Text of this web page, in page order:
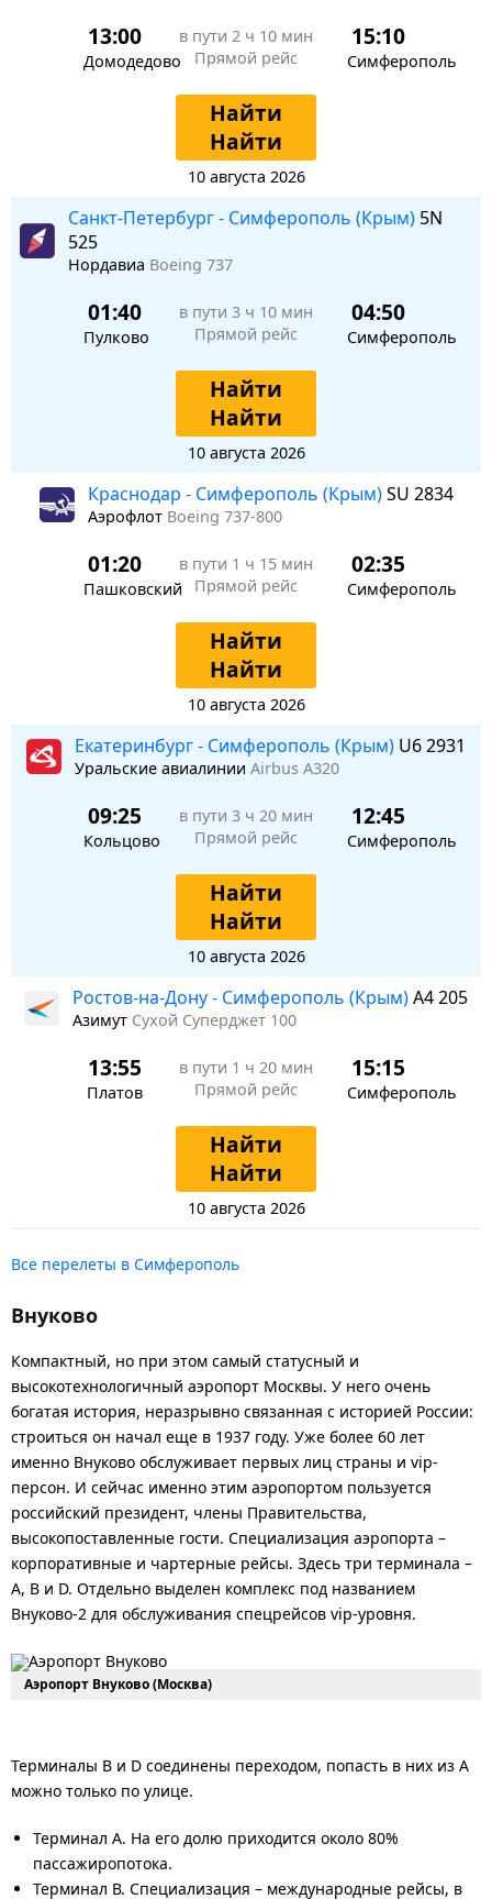
13:00
Домодедово
в пути 2 ч 10 мин
Прямой рейс
15:10
Симферополь
Найти
Найти
10 августа 2026
Санкт-Петербург - Симферополь (Крым) 5N
525
Нордавиа Boeing 737
01:40
Пулково
в пути 3 ч 10 мин
Прямой рейс
04:50
Симферополь
Найти
Найти
10 августа 2026
Краснодар - Симферополь (Крым)SU 2834
Аэрофлот Boeing 737-800
01:20
Пашковский
в пути 1 ч 15 мин
Прямой рейс
02:35
Симферополь
Найти
Найти
10 августа 2026
Екатеринбург - Симферополь (Крым) U6 2931
Уральские авиалинии Airbus A320
09:25
Кольцово
в пути 3 ч 20 мин
Прямой рейс
12:45
Симферополь
Найти
Найти
10 августа 2026
Ростов-на-Дону - Симферополь (Крым)A4 205
Азимут Сухой Суперджет 100
13:55
Платов
в пути 1 ч 20 мин
Прямой рейс
15:15
Симферополь
Найти
Найти
10 августа 2026
Все перелеты в Симферополь
Внуково
Компактный, но при этом самый статусный и
высокотехнологичный аэропорт Москвы. У него очень
богатая история, неразрывно связанная с историей России:
строиться он начал еще в 1937 году. Уже более 60 лет
именно Внуково обслуживает первых лиц страны и vip-
персон. И сейчас именно этим аэропортом пользуется
российский президент, члены Правительства,
высокопоставленные гости. Специализация аэропорта –
корпоративные и чартерные рейсы. Здесь три терминала –
А, В и D. Отдельно выделен комплекс под названием
Внуково-2 для обслуживания спецрейсов vip-уровня.
Аэропорт Внуково (Москва)
Терминалы B и D соединены переходом, попасть в них из А
можно только по улице.
Терминал А. На его долю приходится около 80%
пассажиропотока.
Терминал В. Специализация – международные рейсы, в